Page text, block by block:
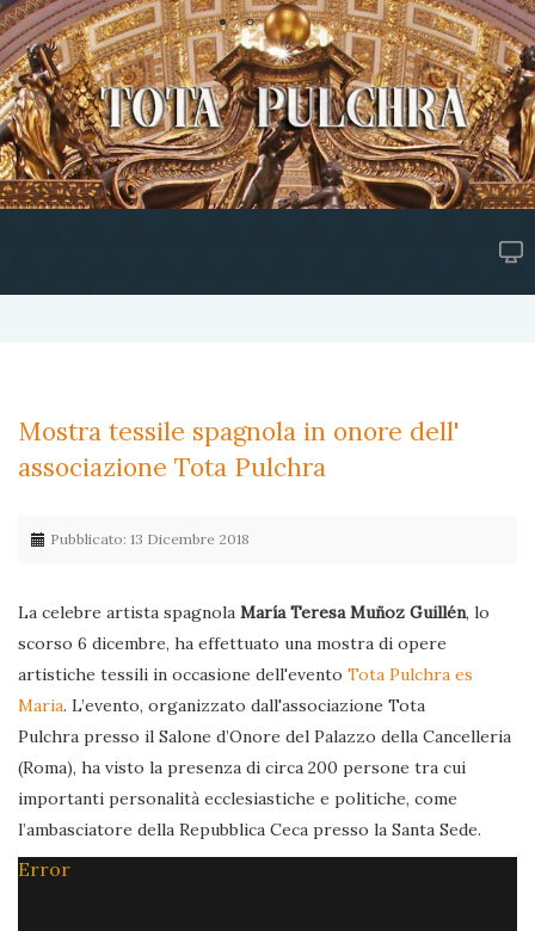
Mostra tessile spagnola in onore dell'
associazione Tota Pulchra
Pubblicato: 13 Dicembre 2018
La celebre artista spagnola María Teresa Muñoz Guillén, lo
scorso 6 dicembre, ha effettuato una mostra di opere
artistiche tessili in occasione dell'evento Tota Pulchra es
Maria. L’evento, organizzato dall'associazione Tota
Pulchra presso il Salone d’Onore del Palazzo della Cancelleria
(Roma), ha visto la presenza di circa 200 persone tra cui
importanti personalità ecclesiastiche e politiche, come
l’ambasciatore della Repubblica Ceca presso la Santa Sede.
Error